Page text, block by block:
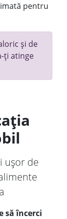
pentru
și de
ți atinge
ușor de
să încerci